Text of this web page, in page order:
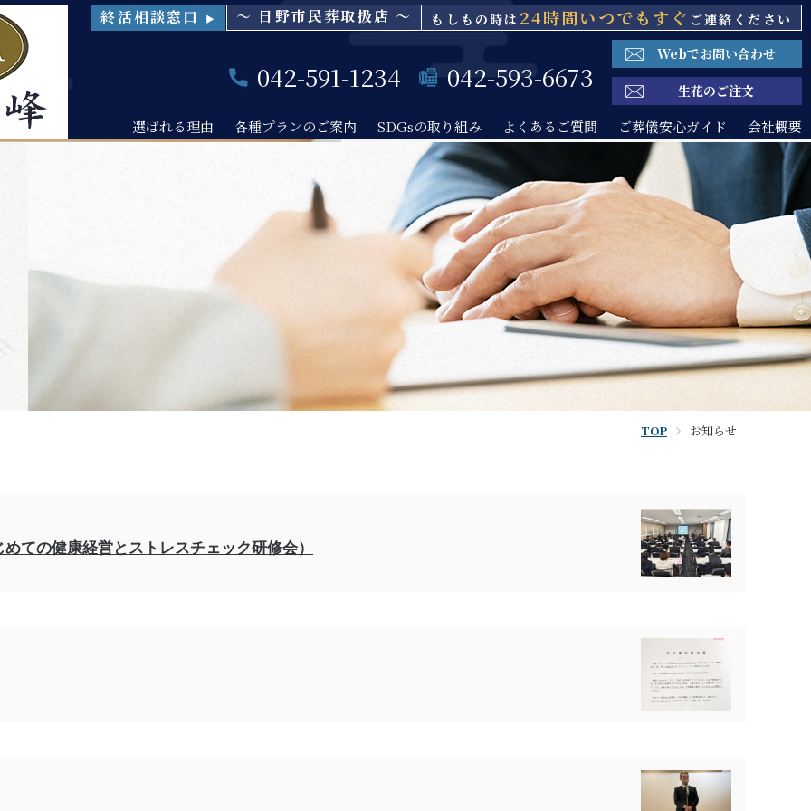
終活相談窓口 ▶ ～ 日野市民葬取扱店 ～ もしもの時は 24時間いつでもすぐ ご連絡ください
042-591-1234 042-593-6673
Webでお問い合わせ
生花のご注文
選ばれる理由 各種プランのご案内 SDGsの取り組み よくあるご質問 ご葬儀安心ガイド 会社概要
TOP お知らせ
ての健康経営とストレスチェック研修会）